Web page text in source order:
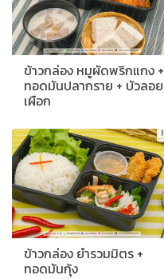
ข้าวกล่อง หมูผัดพริกแกง +
ทอดมันปลากราย + บัวลอย
เผือก
ข้าวกล่อง ยำรวมมิตร +
ทอดมันกุ้ง